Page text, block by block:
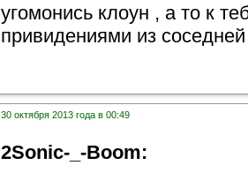
угомонись клоун , а то к
привидениями из
30 октября 2013 года в 00:49
2Sonic-_-Boom: